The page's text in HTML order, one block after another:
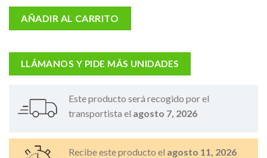
AÑADIR AL CARRITO
LLÁMANOS Y PIDE MÁS UNIDADES
Este producto será recogido por el
transportista el agosto 7, 2026
Recibe este producto el agosto 11, 2026